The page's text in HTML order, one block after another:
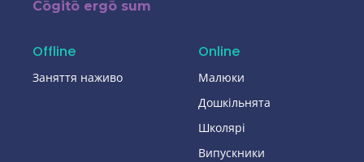
Cōgitō ergō sum
Offline
Заняття наживо
Online
Малюки
Дошкільнята
Школярі
Випускники